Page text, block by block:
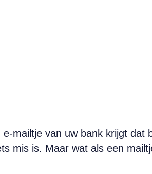
mailtje van uw bank krijgt dat
mis is. Maar wat als een